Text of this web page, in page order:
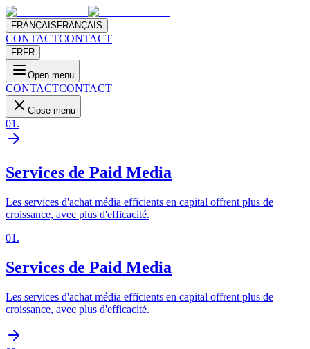
FRANÇAIS FRANÇAIS
CONTACTCONTACT
FRFR
Open menu
CONTACTCONTACT
Close menu
01 .
Services de Paid Media
Les services d'achat média efficients en capital offrent plus de
croissance, avec plus d'efficacité.
01 .
Services de Paid Media
Les services d'achat média efficients en capital offrent plus de
croissance, avec plus d'efficacité.